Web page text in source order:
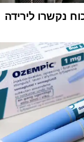
נקשרו לירידה